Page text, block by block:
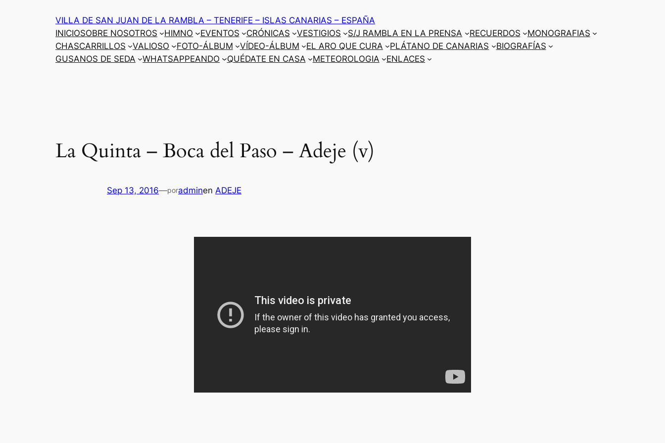
VILLA DE SAN JUAN DE LA RAMBLA – TENERIFE – ISLAS CANARIAS – ESPAÑA
INICIOSOBRE NOSOTROS HIMNO EVENTOS CRÓNICAS VESTIGIOS S/J RAMBLA EN LA PRENSA RECUERDOS
MONOGRAFIAS
CHASCARRILLOS
VALIOSO FOTO-ÁLBUM VÍDEO-ÁLBUM EL ARO QUE CURA PLÁTANO DE CANARIAS
BIOGRAFÍAS
GUSANOS DE SEDA
WHATSAPPEANDO QUÉDATE EN CASA METEOROLOGIA ENLACES
La Quinta – Boca del Paso – Adeje (v)
Sep 13, 2016—poradminen ADEJE